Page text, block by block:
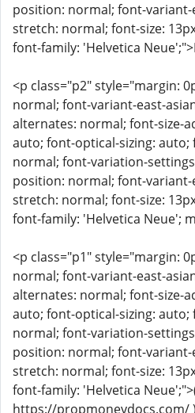
position: normal; font-
stretch: normal; font-size:
font-family: 'Helvetica
<p class="p2" style="margin:
normal; font-variant-east-
alternates: normal; font-size-
auto; font-optical-sizing:
normal; font-variation-
position: normal; font-
stretch: normal; font-size:
font-family: 'Helvetica Neue';
<p class="p1" style="margin:
normal; font-variant-east-
alternates: normal; font-size-
auto; font-optical-sizing:
normal; font-variation-
position: normal; font-
stretch: normal; font-size:
font-family: 'Helvetica
https://propmoneydocs.com/ )